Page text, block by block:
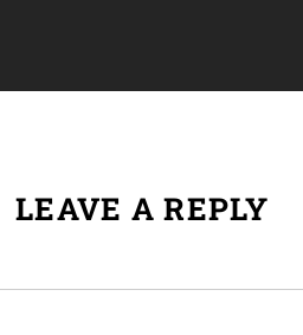
LEAVE A REPLY